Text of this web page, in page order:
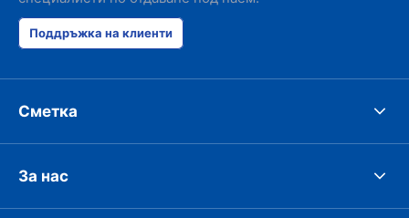
Поддръжка на клиенти
Сметка
За нас